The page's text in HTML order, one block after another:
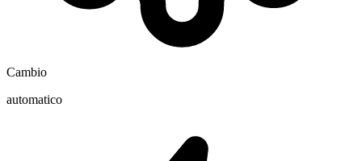
Cambio
automatico